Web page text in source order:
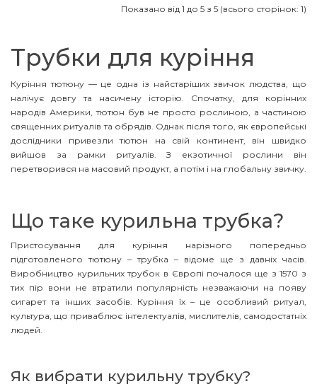
Показано від 1 до 5 з 5 (всього сторінок: 1)
Трубки для куріння
Куріння тютюну — це одна із найстаріших звичок людства, що
налічує довгу та насичену історію. Спочатку, для корінних
народів Америки, тютюн був не просто рослиною, а частиною
священних ритуалів та обрядів. Однак після того, як європейські
дослідники привезли тютюн на свій континент, він швидко
вийшов за рамки ритуалів. З екзотичної рослини він
перетворився на масовий продукт, а потім і на глобальну звичку.
Що таке курильна трубка?
Пристосування для куріння нарізного попередньо
підготовленого тютюну – трубка – відоме ще з давніх часів.
Виробництво курильних трубок в Європі почалося ще з 1570 з
тих пір вони не втратили популярність незважаючи на появу
сигарет та інших засобів. Куріння їх – це особливий ритуал,
культура, що приваблює інтелектуалів, мислителів, самодостатніх
людей.
Як вибрати курильну трубку?